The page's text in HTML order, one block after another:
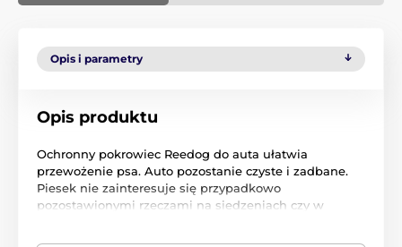
Opis i parametry
Opis produktu
Ochronny pokrowiec Reedog do auta ułatwia
przewożenie psa. Auto pozostanie czyste i zadbane.
Piesek nie zainteresuje się przypadkowo
pozostawionymi rzeczami na siedzeniach czy w